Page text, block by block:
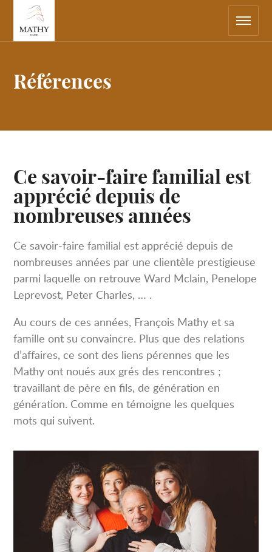
Références
Navigation
principale
Retourner
la
page
d'accueil
Ce savoir-faire familial est
apprécié depuis de
nombreuses années
Ce savoir-faire familial est apprécié depuis de
nombreuses années par une clientèle prestigieuse
parmi laquelle on retrouve Ward Mclain, Penelope
Leprevost, Peter Charles, … .
Au cours de ces années, François Mathy et sa
famille ont su convaincre. Plus que des relations
d’affaires, ce sont des liens pérennes que les
Mathy ont noués aux grés des rencontres ;
travaillant de père en fils, de génération en
génération. Comme en témoigne les quelques
mots qui suivent.